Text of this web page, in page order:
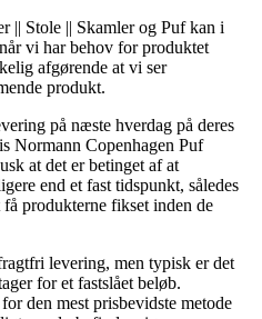
|| Stole || Skamler og Puf kan i
vi har behov for produktet
afgørende at vi ser
produkt.
på næste hverdag på deres
Normann Copenhagen Puf
at det er betinget af at
end et fast tidspunkt, således
få produkterne fikset inden de
levering, men typisk er det
for et fastslået beløb.
den mest prisbevidste metode